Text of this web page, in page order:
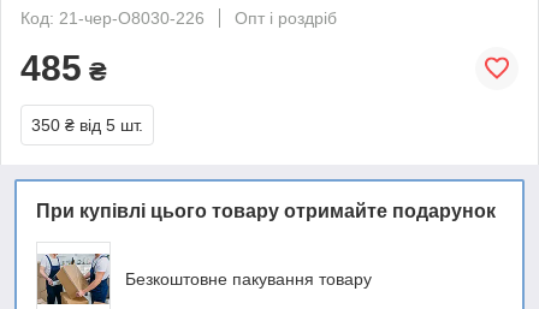
Код: 21-чер-O8030-226
Опт і роздріб
485 ₴
350 ₴ від 5 шт.
При купівлі цього товару отримайте подарунок
Безкоштовне пакування товару